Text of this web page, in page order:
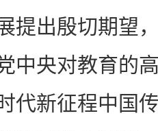
提出殷切期望
中央对教育的
代新征程中国